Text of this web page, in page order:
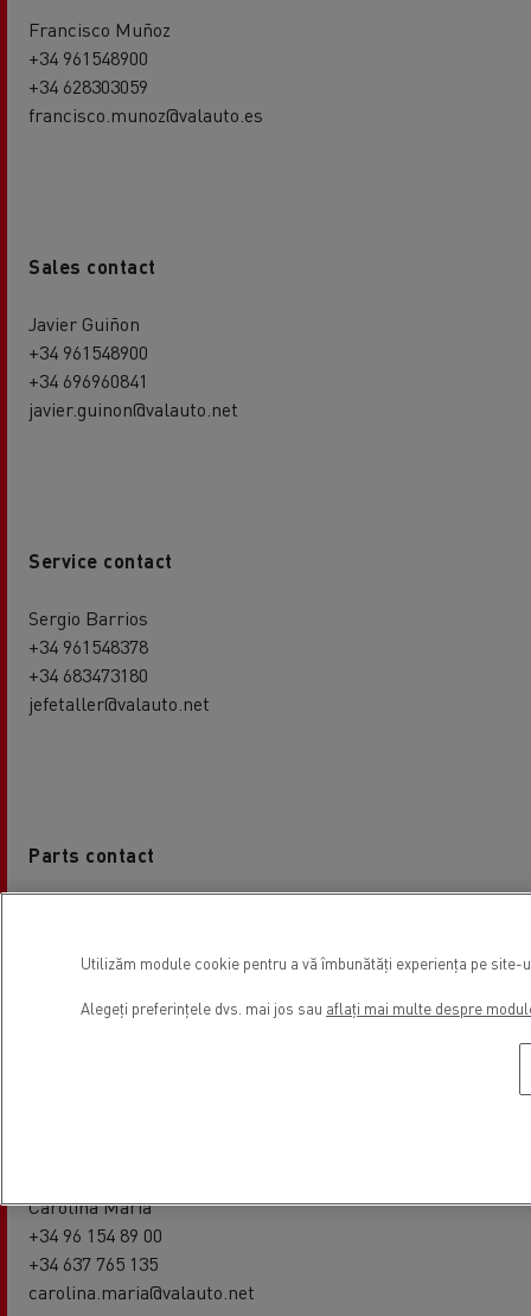
Francisco Muñoz
+34 961548900
+34 628303059
francisco.munoz@valauto.es
Sales contact
Javier Guiñon
+34 961548900
+34 696960841
javier.guinon@valauto.net
Service contact
Sergio Barrios
+34 961548378
+34 683473180
jefetaller@valauto.net
Parts contact
+34666915344
jefe.recambios@valauto.net
Carolina Maria
+34 96 154 89 00
+34 637 765 135
carolina.maria@valauto.net
Utilizăm module cookie pentru a vă îmbunătăți experiența pe
Alegeți preferințele dvs. mai jos sau aflați mai multe despre